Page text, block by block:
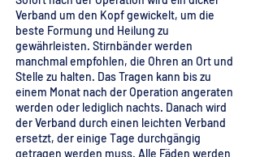
Verband um den Kopf gewickelt, um die
beste Formung und Heilung zu
gewährleisten. Stirnbänder werden
manchmal empfohlen, die Ohren an Ort und
Stelle zu halten. Das Tragen kann bis zu
einem Monat nach der Operation angeraten
werden oder lediglich nachts. Danach wird
der Verband durch einen leichten Verband
ersetzt, der einige Tage durchgängig
getragen werden muss. Alle Fäden werden